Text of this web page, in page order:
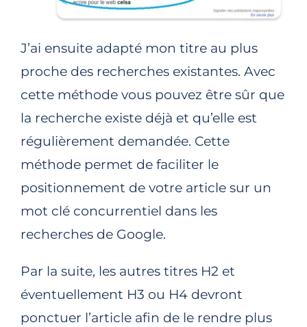
J’ai ensuite adapté mon titre au plus
proche des recherches existantes. Avec
cette méthode vous pouvez être sûr que
la recherche existe déjà et qu’elle est
régulièrement demandée. Cette
méthode permet de faciliter le
positionnement de votre article sur un
mot clé concurrentiel dans les
recherches de Google.
Par la suite, les autres titres H2 et
éventuellement H3 ou H4 devront
ponctuer l’article afin de le rendre plus